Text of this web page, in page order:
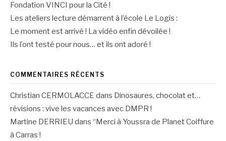
Fondation VINCI pour la Cité !
Les ateliers lecture démarrent à l’école Le Logis :
Le moment est arrivé ! La vidéo enfin dévoilée !
Ils l’ont testé pour nous… et ils ont adoré !
COMMENTAIRES RÉCENTS
Christian CERMOLACCE dans Dinosaures, chocolat et…
révisions : vive les vacances avec DMPR !
Martine DERRIEU dans “Merci à Youssra de Planet Coiffure
à Carras !